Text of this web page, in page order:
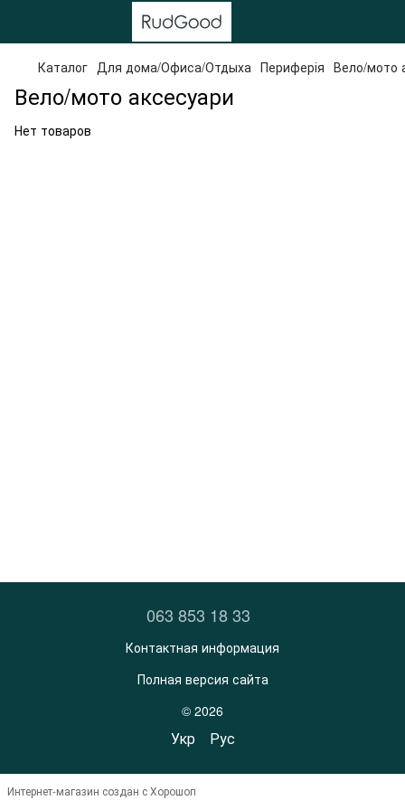
Каталог Для дома/Офиса/Отдыха Периферія Вело/мото
Вело/мото аксесуари
Нет товаров
063 853 18 33
Контактная информация
Полная версия сайта
© 2026
Укр Рус
Интернет-магазин создан с Хорошоп